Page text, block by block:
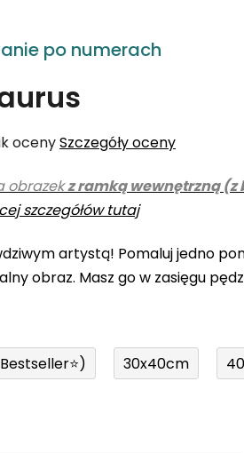
po numerach
ocenySzczegóły oceny
obrazekz ramką wewnętrzną
szczegółów tutaj
artystą! Pomaluj jedno
obraz. Masz go w zasięgu
30x40cm